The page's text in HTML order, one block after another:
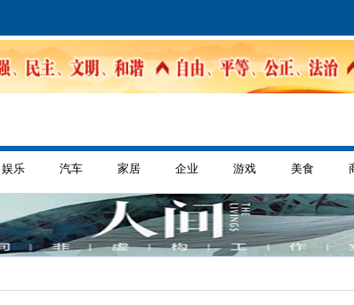
娱乐 汽车 家居 企业 游戏 美食